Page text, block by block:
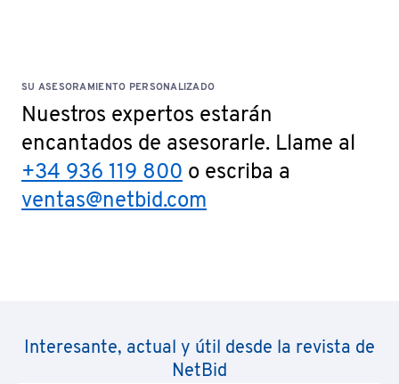
SU ASESORAMIENTO PERSONALIZADO
Nuestros expertos estarán
encantados de asesorarle. Llame al
+34 936 119 800 o escriba a
ventas@netbid.com
Interesante, actual y útil desde la revista de
NetBid